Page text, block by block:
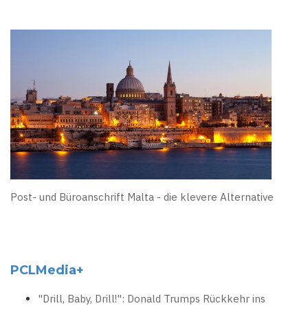
Post- und Büroanschrift Malta - die klevere Alternative
PCLMedia+
"Drill, Baby, Drill!": Donald Trumps Rückkehr ins